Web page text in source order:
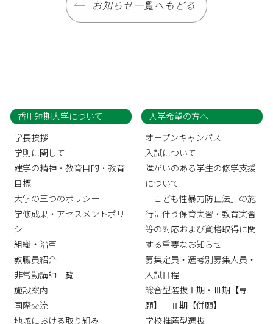
お知らせ一覧へもどる
香川短期大学について
学長挨拶
学則に関して
建学の精神・教育目的・教育
目標
大学の三つのポリシー
学修成果・アセスメントポリ
シー
組織・沿革
教職員紹介
非常勤講師一覧
施設案内
国際交流
地域における取り組み
入学希望の方へ
オープンキャンパス
入試について
障がいのある学生の修学支援
について
「こども性暴力防止法」の施
行に伴う保育実習・教育実習
等の対応および資格取得に関
する重要なお知らせ
募集定員・選考別募集人員・
入試日程
総合型選抜Ⅰ期・Ⅲ期【専
願】 Ⅱ期【併願】
学校推薦型選抜